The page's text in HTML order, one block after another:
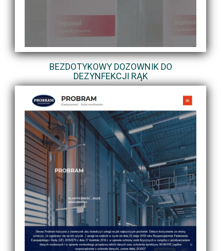
BEZDOTYKOWY DOZOWNIK DO
DEZYNFEKCJI RĄK